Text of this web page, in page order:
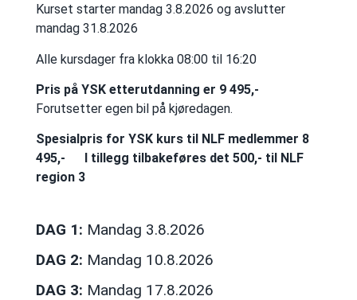
Kurset starter mandag 3.8.2026 og avslutter
mandag 31.8.2026
Alle kursdager fra klokka 08:00 til 16:20
Pris på YSK etterutdanning er 9 495,-
Forutsetter egen bil på kjøredagen.
Spesialpris for YSK kurs til NLF medlemmer 8
495,-
I tillegg tilbakeføres det 500,- til NLF
region 3
DAG 1: Mandag 3.8.2026
DAG 2: Mandag 10.8.2026
DAG 3: Mandag 17.8.2026